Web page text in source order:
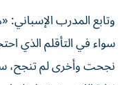
وتابع المدرب الإسباني:
سواء في التأقلم الذي
نجحت وأخرى لم تنجح،